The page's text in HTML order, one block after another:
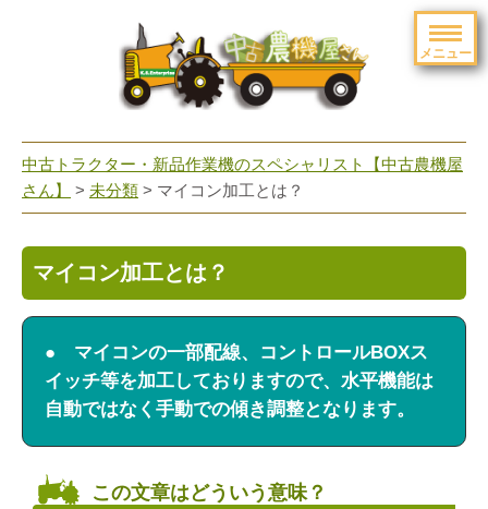
メニュー
navigation
中古トラクター・新品作業機のスペシャリスト【中古農機屋
さん】
> 未分類 > マイコン加工とは？
マイコン加工とは？
● マイコンの一部配線、コントロールBOXス
イッチ等を加工しておりますので、水平機能は
自動ではなく手動での傾き調整となります。
この文章はどういう意味？